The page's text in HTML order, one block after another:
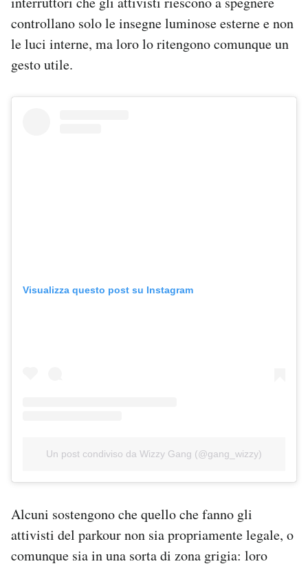
controllano solo le insegne luminose esterne e non
le luci interne, ma loro lo ritengono comunque un
gesto utile.
Visualizza questo post su Instagram
Un post condiviso da Wizzy Gang (@gang_wizzy)
Alcuni sostengono che quello che fanno gli
attivisti del parkour non sia propriamente legale, o
comunque sia in una sorta di zona grigia: loro